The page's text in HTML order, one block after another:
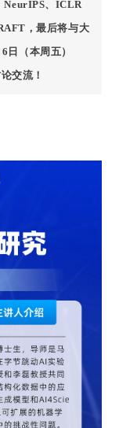
NeurIPS、ICLR
，最后将与大
日（本周五）
交流！